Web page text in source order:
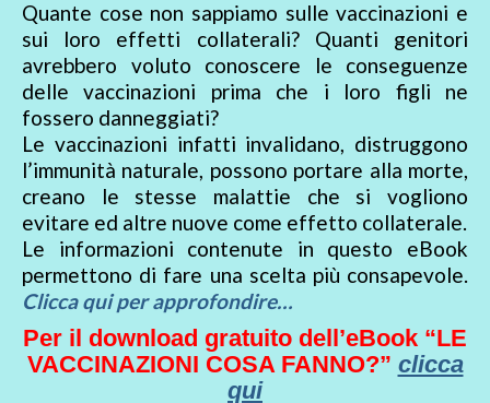
Quante cose non sappiamo sulle vaccinazioni e
sui loro effetti collaterali? Quanti genitori
avrebbero voluto conoscere le conseguenze
delle vaccinazioni prima che i loro figli ne
fossero danneggiati?
Le vaccinazioni infatti invalidano, distruggono
l’immunità naturale, possono portare alla morte,
creano le stesse malattie che si vogliono
evitare ed altre nuove come effetto collaterale.
Le informazioni contenute in questo eBook
permettono di fare una scelta più consapevole.
Clicca qui per approfondire…
Per il download gratuito dell’eBook “LE
VACCINAZIONI COSA FANNO?” clicca
qui